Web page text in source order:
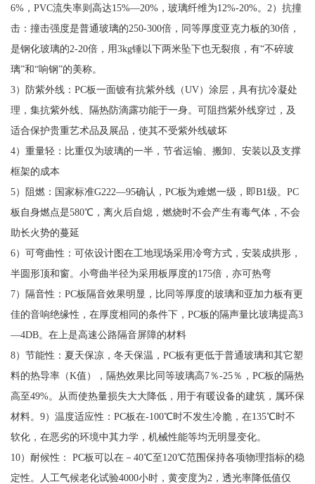
6%，PVC流失率则高达15%—20%，玻璃纤维为12%-20%。2）抗撞
击：撞击强度是普通玻璃的250-300倍，同等厚度亚克力板的30倍，
是钢化玻璃的2-20倍，用3kg锤以下两米坠下也无裂痕，有“不碎玻
璃”和“响钢”的美称。
3）防紫外线：PC板一面镀有抗紫外线（UV）涂层，具有抗冷凝处
理，集抗紫外线、隔热防滴露功能于一身。可阻挡紫外线穿过，及
适合保护贵重艺术品及展品，使其不受紫外线破坏
4）重量轻：比重仅为玻璃的一半，节省运输、搬卸、安装以及支撑
框架的成本
5）阻燃：国家标准G222—95确认，PC板为难燃一级，即B1级。PC
板自身燃点是580℃，离火后自熄，燃烧时不会产生有毒气体，不会
助长火势的蔓延
6）可弯曲性：可依设计图在工地现场采用冷弯方式，安装成拱形，
半圆形顶和窗。小弯曲半径为采用板厚度的175倍，亦可热弯
7）隔音性：PC板隔音效果明显，比同等厚度的玻璃和亚加力板有更
佳的音响绝缘性，在厚度相同的条件下，PC板的隔声量比玻璃提高3
—4DB。在上是高速公路隔音屏障的材料
8）节能性：夏天保凉，冬天保温，PC板有更低于普通玻璃和其它塑
料的热导率（K值），隔热效果比同等玻璃高7％-25％，PC板的隔热
高至49%。从而使热量损失大大降低，用于有暖设备的建筑，属环保
材料。9）温度适应性：PC板在-100℃时不发生冷脆，在135℃时不
软化，在恶劣的环境中其力学，机械性能等均无明显变化。
10）耐候性： PC板可以在－40℃至120℃范围保持各项物理指标的稳
定性。人工气候老化试验4000小时，黄变度为2，透光率降低值仅